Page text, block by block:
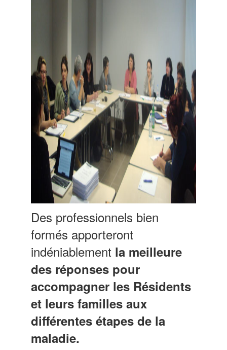
Des professionnels bien
formés apporteront
indéniablement la meilleure
des réponses pour
accompagner les Résidents
et leurs familles aux
différentes étapes de la
maladie.